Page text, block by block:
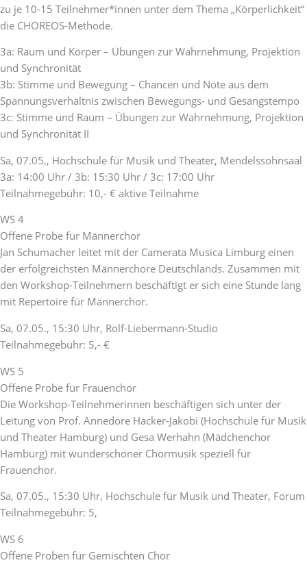
zu je 10-15 Teilnehmer*innen unter dem Thema „Körperlichkeit“
die CHOREOS-Methode.
3a: Raum und Körper – Übungen zur Wahrnehmung, Projektion
und Synchronität
3b: Stimme und Bewegung – Chancen und Nöte aus dem
Spannungsverhältnis zwischen Bewegungs- und Gesangstempo
3c: Stimme und Raum – Übungen zur Wahrnehmung, Projektion
und Synchronität II
Sa, 07.05., Hochschule für Musik und Theater, Mendelssohnsaal
3a: 14:00 Uhr / 3b: 15:30 Uhr / 3c: 17:00 Uhr
Teilnahmegebühr: 10,- € aktive Teilnahme
WS 4
Offene Probe für Männerchor
Jan Schumacher leitet mit der Camerata Musica Limburg einen
der erfolgreichsten Männerchöre Deutschlands. Zusammen mit
den Workshop-Teilnehmern beschäftigt er sich eine Stunde lang
mit Repertoire für Männerchor.
Sa, 07.05., 15:30 Uhr, Rolf-Liebermann-Studio
Teilnahmegebühr: 5,- €
WS 5
Offene Probe für Frauenchor
Die Workshop-Teilnehmerinnen beschäftigen sich unter der
Leitung von Prof. Annedore Hacker-Jakobi (Hochschule für Musik
und Theater Hamburg) und Gesa Werhahn (Mädchenchor
Hamburg) mit wunderschöner Chormusik speziell für
Frauenchor.
Sa, 07.05., 15:30 Uhr, Hochschule für Musik und Theater, Forum
Teilnahmegebühr: 5,
WS 6
Offene Proben für Gemischten Chor